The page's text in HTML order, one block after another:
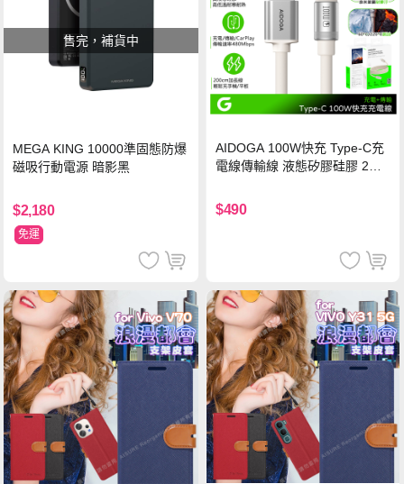
售完，補貨中
MEGA KING 10000準固態防爆
磁吸行動電源 暗影黑
$2,180
免運
AIDOGA 100W快充 Type-C充
電線傳輸線 液態矽膠硅膠 2M
$490